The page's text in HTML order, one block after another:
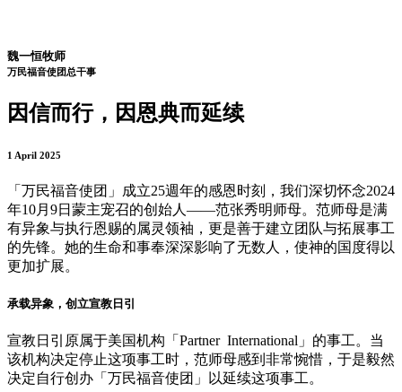
魏一恒牧师
万民福音使团总干事
因信而行，因恩典而延续
1 April 2025
「万民福音使团」成立25週年的感恩时刻，我们深切怀念2024
年10月9日蒙主宠召的创始人——范张秀明师母。范师母是满
有异象与执行恩赐的属灵领袖，更是善于建立团队与拓展事工
的先锋。她的生命和事奉深深影响了无数人，使神的国度得以
更加扩展。
承载异象，创立宣教日引
宣教日引原属于美国机构「Partner International」的事工。当
该机构决定停止这项事工时，范师母感到非常惋惜，于是毅然
决定自行创办「万民福音使团」以延续这项事工。